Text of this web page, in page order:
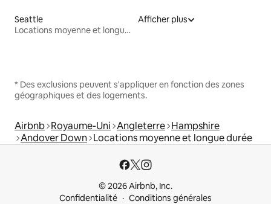
Seattle
Locations moyenne et longue durée
Afficher plus
* Des exclusions peuvent s'appliquer en fonction des zones
géographiques et des logements.
Airbnb Royaume-Uni Angleterre Hampshire
Andover Down Locations moyenne et longue durée
© 2026 Airbnb, Inc.
Confidentialité
Conditions générales